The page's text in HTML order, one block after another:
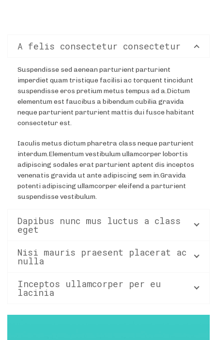
A felis consectetur consectetur
Suspendisse sed aenean parturient parturient
imperdiet quam tristique facilisi ac torquent tincidunt
suspendisse eros pretium metus tempus ad a.Dictum
elementum est faucibus a bibendum cubilia gravida
neque parturient parturient mattis dui fusce habitant
consectetur est.
Iaculis metus dictum pharetra class neque parturient
interdum.Elementum vestibulum ullamcorper lobortis
adipiscing sodales erat parturient aptent dis inceptos
venenatis gravida ut ante adipiscing sem in.Gravida
potenti adipiscing ullamcorper eleifend a parturient
suspendisse vestibulum.
Dapibus nunc mus luctus a class
eget
Nisi mauris praesent placerat ac
nulla
Inceptos ullamcorper per eu
lacinia